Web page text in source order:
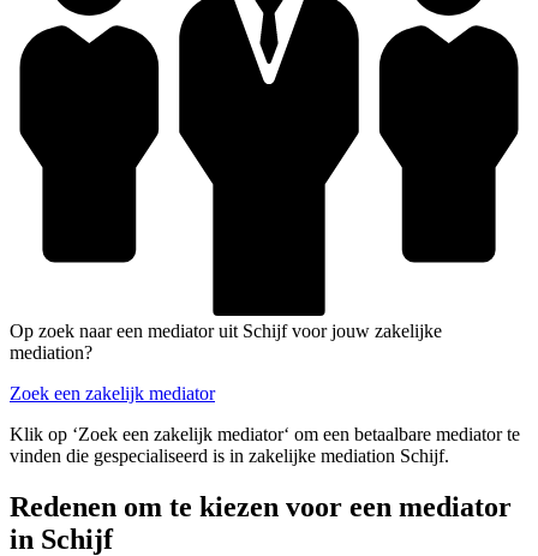
Op zoek naar een mediator uit Schijf voor jouw zakelijke
mediation?
Zoek een zakelijk mediator
Klik op ‘Zoek een zakelijk mediator‘ om een betaalbare mediator te
vinden die gespecialiseerd is in zakelijke mediation Schijf.
Redenen om te kiezen voor een mediator
in Schijf